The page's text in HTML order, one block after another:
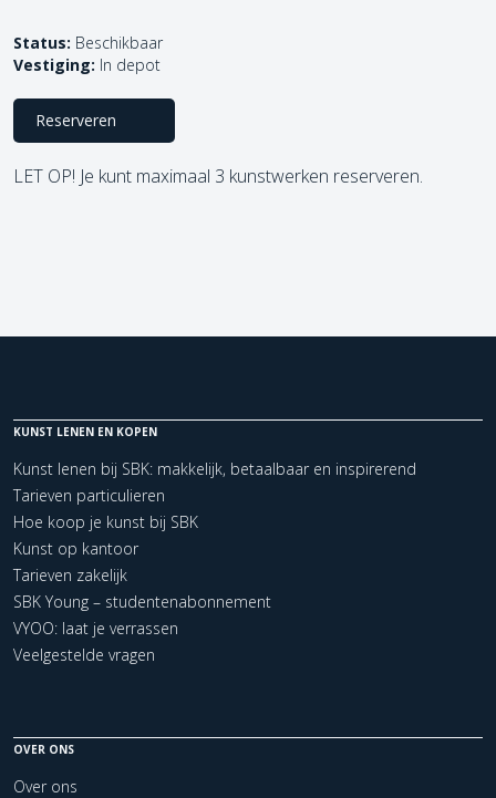
Status: Beschikbaar
Vestiging: In depot
Reserveren
LET OP! Je kunt maximaal 3 kunstwerken reserveren.
KUNST LENEN EN KOPEN
Kunst lenen bij SBK: makkelijk, betaalbaar en inspirerend
Tarieven particulieren
Hoe koop je kunst bij SBK
Kunst op kantoor
Tarieven zakelijk
SBK Young – studentenabonnement
VYOO: laat je verrassen
Veelgestelde vragen
OVER ONS
Over ons